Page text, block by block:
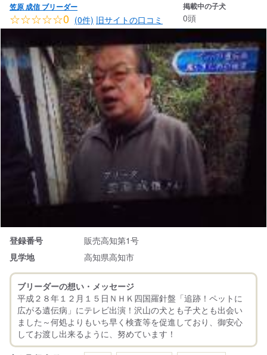
笠原 成信 ブリーダー
☆☆☆☆☆0 (0件) 旧サイトの口コミ
掲載中の子犬
0頭
登録番号
販売高知第1号
見学地
高知県高知市
ブリーダーの想い・メッセージ
平成２８年１２月１５日ＮＨＫ四国羅針盤「追跡！ペットに
広がる遺伝病」にテレビ出演！沢山の犬とも子犬とも出会い
ました～何処よりもいち早く検査等を促進しており、御安心